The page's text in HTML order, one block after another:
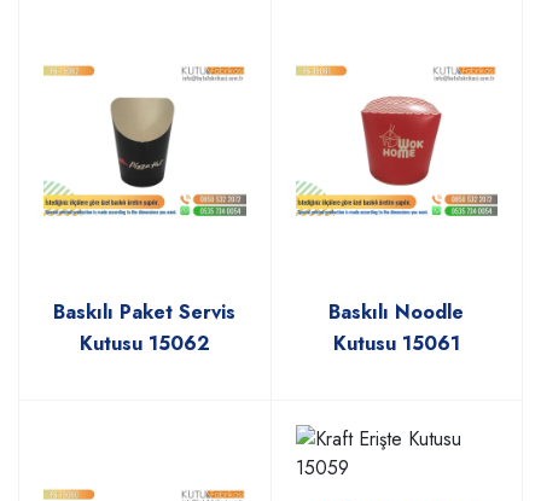
Baskılı Paket Servis
Kutusu 15062
Baskılı Noodle
Kutusu 15061